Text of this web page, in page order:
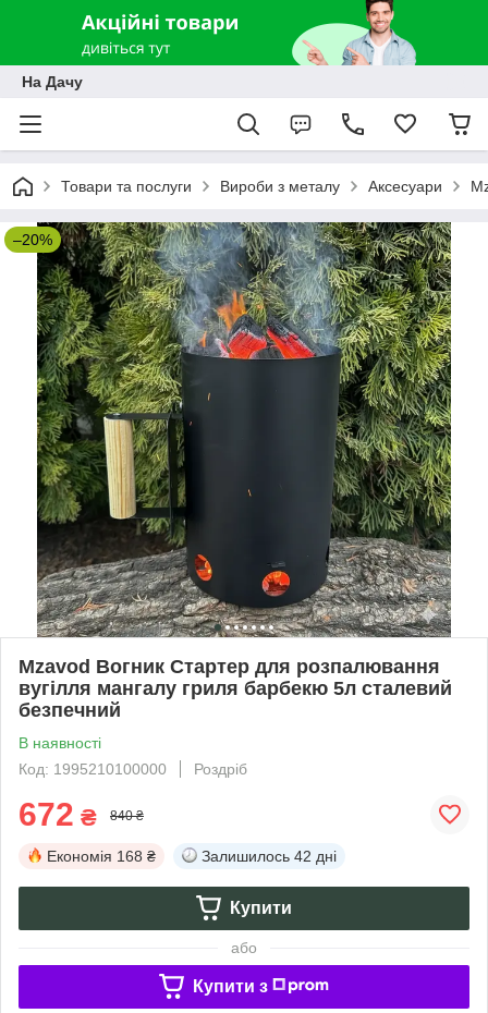
На Дачу
Товари та послуги Вироби з металу Аксесуари
–20%
Mzavod Вогник Стартер для розпалювання
вугілля мангалу гриля барбекю 5л сталевий
безпечний
В наявності
Код: 1995210100000
Роздріб
672 ₴ 840 ₴
Економія 168 ₴ Залишилось 42 дні
Купити
або
Купити з